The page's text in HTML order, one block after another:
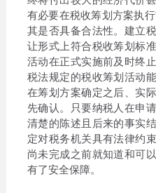
有必要在税收筹划方案执
其是否具备合法性。建立
让形式上符合税收筹划标
活动在正式实施前及时终
税法规定的税收筹划活动
在筹划方案确定之后、实
先确认。只要纳税人在申
清楚的陈述且后来的事实
定对税务机关具有法律约
尚未完成之前就知道和可
有了安全保障。